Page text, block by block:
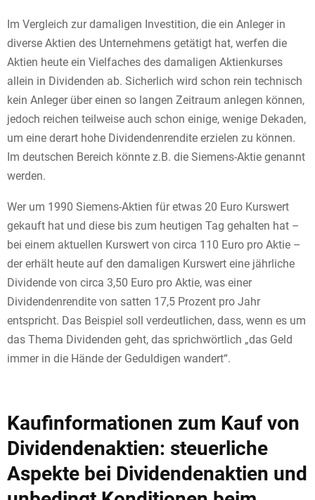
Im Vergleich zur damaligen Investition, die ein Anleger in
diverse Aktien des Unternehmens getätigt hat, werfen die
Aktien heute ein Vielfaches des damaligen Aktienkurses
allein in Dividenden ab. Sicherlich wird schon rein technisch
kein Anleger über einen so langen Zeitraum anlegen können,
jedoch reichen teilweise auch schon einige, wenige Dekaden,
um eine derart hohe Dividendenrendite erzielen zu können.
Im deutschen Bereich könnte z.B. die Siemens-Aktie genannt
werden.
Wer um 1990 Siemens-Aktien für etwas 20 Euro Kurswert
gekauft hat und diese bis zum heutigen Tag gehalten hat –
bei einem aktuellen Kurswert von circa 110 Euro pro Aktie –
der erhält heute auf den damaligen Kurswert eine jährliche
Dividende von circa 3,50 Euro pro Aktie, was einer
Dividendenrendite von satten 17,5 Prozent pro Jahr
entspricht. Das Beispiel soll verdeutlichen, dass, wenn es um
das Thema Dividenden geht, das sprichwörtlich „das Geld
immer in die Hände der Geduldigen wandert“.
Kaufinformationen zum Kauf von
Dividendenaktien: steuerliche
Aspekte bei Dividendenaktien und